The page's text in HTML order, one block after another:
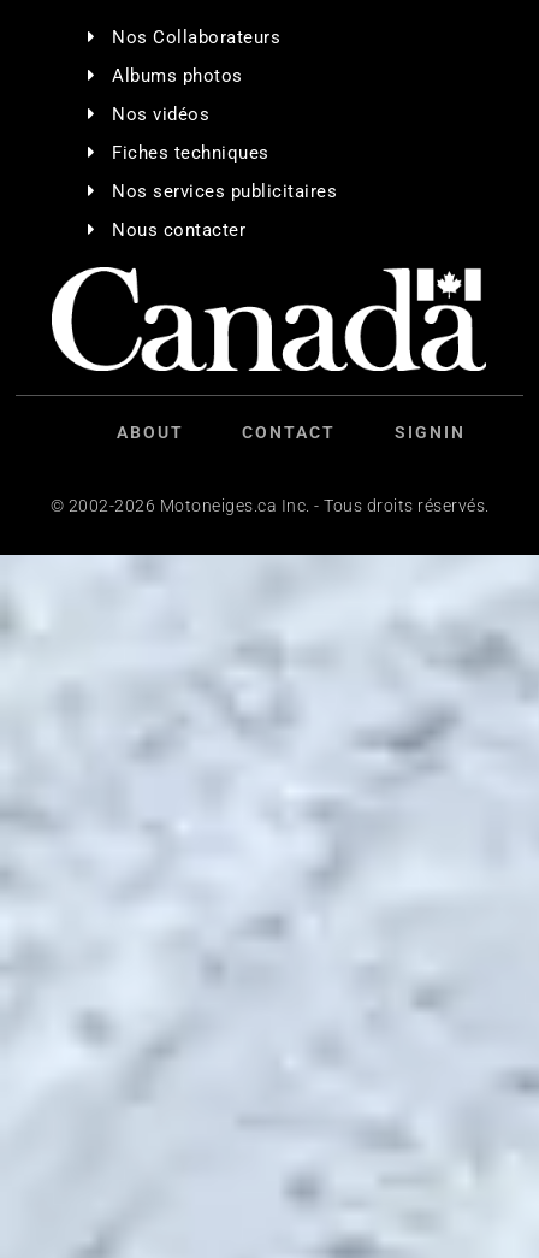
Nos Collaborateurs
Albums photos
Nos vidéos
Fiches techniques
Nos services publicitaires
Nous contacter
ABOUT CONTACT SIGNIN
© 2002-2026 Motoneiges.ca Inc. - Tous droits réservés.